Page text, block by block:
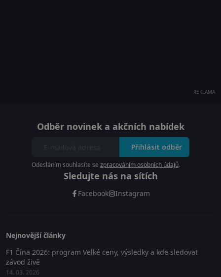
REKLAMA
Odběr novinek a akčních nabídek
Přihlásit odběr
Odesláním souhlasíte se zpracováním osobních údajů.
Sledujte nás na sítích
Facebook Instagram
Nejnovější články
F1 Čína 2026: program Velké ceny, výsledky a kde sledovat
závod živě
14. 03. 2026